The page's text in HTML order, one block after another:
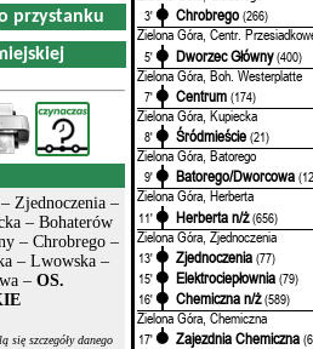
przystanku
– Zjednoczenia –
– Bohaterów
– Chrobrego –
– Lwowska –
– OS.
się szczegóły danego
3' Chrobrego (266)
Zielona Góra, Centr.
5' Dworzec Główny (400)
Zielona Góra, Boh. Westerplatte
7' Centrum (174)
Zielona Góra, Kupiecka
8' Śródmieście (21)
Zielona Góra, Batorego
9' Batorego/Dworcowa
Zielona Góra, Herberta
11' Herberta n/ż (656)
Zielona Góra, Zjednoczenia
13' Zjednoczenia (77)
15'
Elektrociepłownia (79)
16'
Chemiczna n/ż (589)
Zielona Góra, Chemiczna
17' Zajezdnia Chemiczna